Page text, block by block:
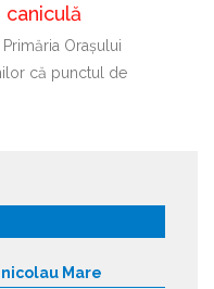
Orașului
că punctul de
Mare